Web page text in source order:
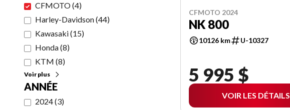
CFMOTO(4)
Harley-Davidson(44)
Kawasaki(15)
Honda(8)
KTM (8)
Voir plus
ANNÉE
2024(3)
CFMOTO 2024
NK 800
10126 km U-10327
5 995 $
VOIR LES DÉTAILS